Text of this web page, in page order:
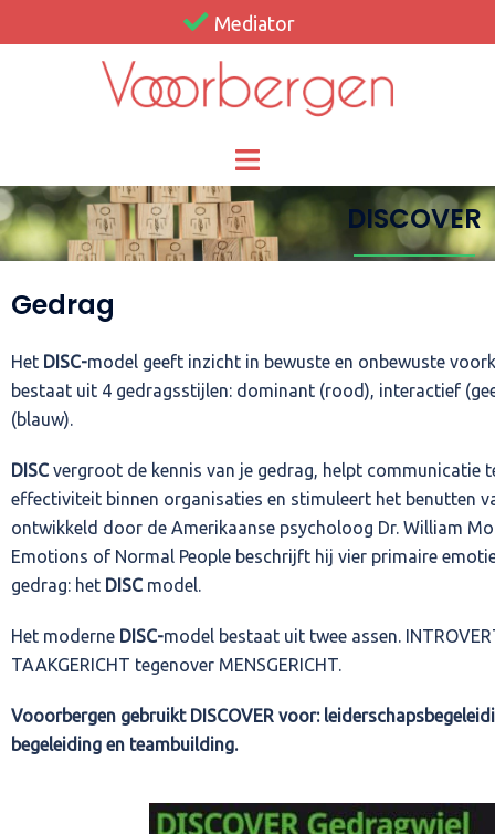
Mediator
DISCOVER
Gedrag
Het DISC-model geeft inzicht in bewuste en onbewuste
bestaat uit 4 gedragsstijlen: dominant (rood), interactief
(blauw).
DISC vergroot de kennis van je gedrag, helpt communicatie
effectiviteit binnen organisaties en stimuleert het benutten
ontwikkeld door de Amerikaanse psycholoog Dr. William
Emotions of Normal People beschrijft hij vier primaire
gedrag: het DISC model.
Het moderne DISC-model bestaat uit twee assen.
TAAKGERICHT tegenover MENSGERICHT.
Vooorbergen gebruikt DISCOVER voor:
begeleiding en teambuilding.